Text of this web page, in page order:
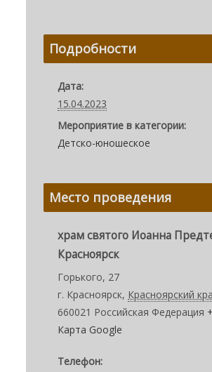
Подробности
Дата:
15.04.2023
Мероприятие в категории:
Детско-юношеское
Место проведения
храм святого Иоанна
Красноярск
Горького, 27
г. Красноярск, Красноярский
660021 Российская Федерация +
Карта Google
Телефон: